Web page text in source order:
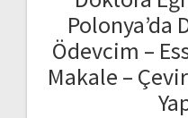
Polonya’da
Ödevcim –
Makale –